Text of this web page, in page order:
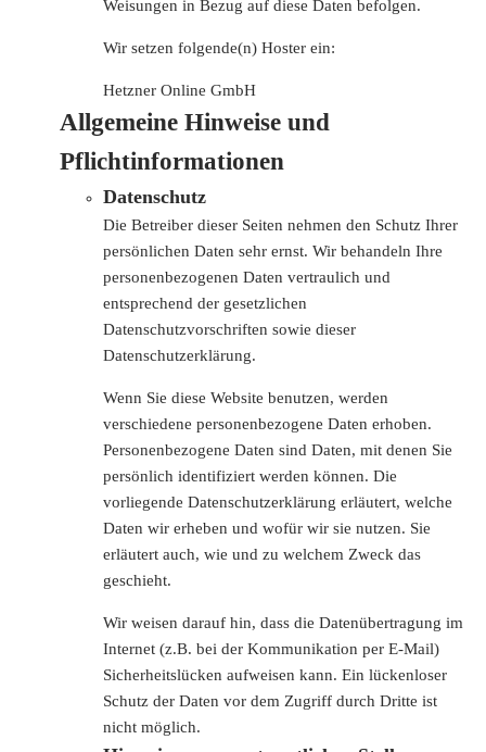
Weisungen in Bezug auf diese Daten befolgen.
Wir setzen folgende(n) Hoster ein:
Hetzner Online GmbH
Allgemeine Hinweise und
Pflichtinformationen
Datenschutz
Die Betreiber dieser Seiten nehmen den Schutz Ihrer
persönlichen Daten sehr ernst. Wir behandeln Ihre
personenbezogenen Daten vertraulich und
entsprechend der gesetzlichen
Datenschutzvorschriften sowie dieser
Datenschutzerklärung.
Wenn Sie diese Website benutzen, werden
verschiedene personenbezogene Daten erhoben.
Personenbezogene Daten sind Daten, mit denen Sie
persönlich identifiziert werden können. Die
vorliegende Datenschutzerklärung erläutert, welche
Daten wir erheben und wofür wir sie nutzen. Sie
erläutert auch, wie und zu welchem Zweck das
geschieht.
Wir weisen darauf hin, dass die Datenübertragung im
Internet (z.B. bei der Kommunikation per E-Mail)
Sicherheitslücken aufweisen kann. Ein lückenloser
Schutz der Daten vor dem Zugriff durch Dritte ist
nicht möglich.